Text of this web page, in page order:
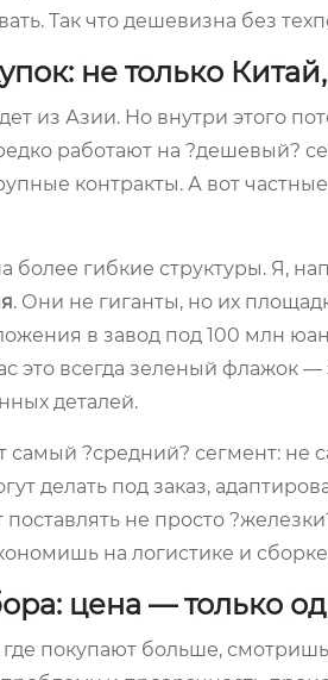
Так что дешевизна без
не только
из Азии. Но внутри этого
работают на ?дешевый?
контракты. А вот
более гибкие структуры. Я,
. Они не гиганты, но их
в завод под 100 млн
это всегда зеленый флажок
деталей.
самый ?средний? сегмент:
делать под заказ,
поставлять не просто
на логистике и сборке
цена — только
покупают больше,